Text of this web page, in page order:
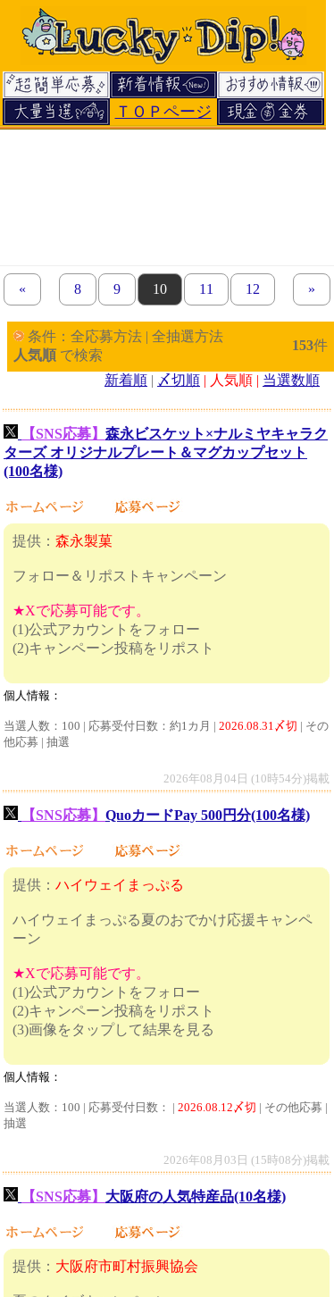
ＴＯＰページ
« previous set of pages
page
8 page
9 page
10 page
11 page
12 »
条件：全応募方法 | 全抽選方法
人気順 で検索
153件
新着順 | 〆切順 | 人気順 | 当選数順
【SNS応募】 森永ビスケット×ナルミヤキャラク
ターズ​ オリジナルプレート＆マグカップセット
(100名様)
提供： 森永製菓
フォロー＆リポストキャンペーン
★Xで応募可能です。
(1)公式アカウントをフォロー
(2)キャンペーン投稿をリポスト
個人情報：
当選人数：100 | 応募受付日数：約1カ月 | 2026.08.31〆切 | その
他応募 | 抽選
2026年08月04日 (10時54分)掲載
【SNS応募】 QuoカードPay 500円分(100名様)
提供： ハイウェイまっぷる
ハイウェイまっぷる夏のおでかけ応援キャンペ
ーン
★Xで応募可能です。
(1)公式アカウントをフォロー
(2)キャンペーン投稿をリポスト
(3)画像をタップして結果を見る
個人情報：
当選人数：100 | 応募受付日数： | 2026.08.12〆切 | その他応募 |
抽選
2026年08月03日 (15時08分)掲載
【SNS応募】 大阪府の人気特産品(10名様)
提供： 大阪府市町村振興協会